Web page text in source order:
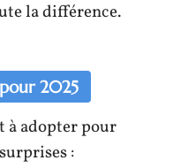
la différence.
2025
à adopter pour
: